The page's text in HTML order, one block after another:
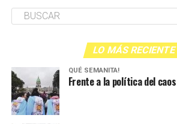
LO MÁS RECIENTE
QUÉ SEMANITA!
Frente a la política del caos